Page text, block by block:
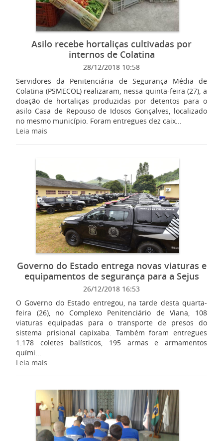
Asilo recebe hortaliças cultivadas por
internos de Colatina
28/12/2018 10:58
Servidores da Penitenciária de Segurança Média de
Colatina (PSMECOL) realizaram, nessa quinta-feira (27), a
doação de hortaliças produzidas por detentos para o
asilo Casa de Repouso de Idosos Gonçalves, localizado
no mesmo município. Foram entregues dez caix...
Leia mais
Governo do Estado entrega novas viaturas e
equipamentos de segurança para a Sejus
26/12/2018 16:53
O Governo do Estado entregou, na tarde desta quarta-
feira (26), no Complexo Penitenciário de Viana, 108
viaturas equipadas para o transporte de presos do
sistema prisional capixaba. Também foram entregues
1.178 coletes balísticos, 195 armas e armamentos
quími...
Leia mais